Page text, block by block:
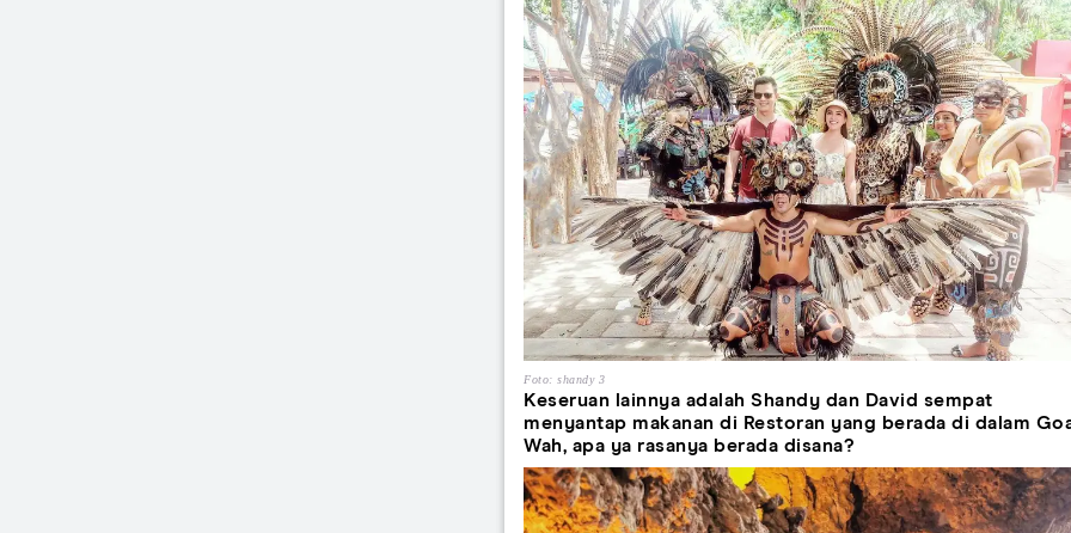
Foto: shandy 3
Keseruan lainnya adalah Shandy dan David sempat
menyantap makanan di Restoran yang berada di dalam
Wah, apa ya rasanya berada disana?